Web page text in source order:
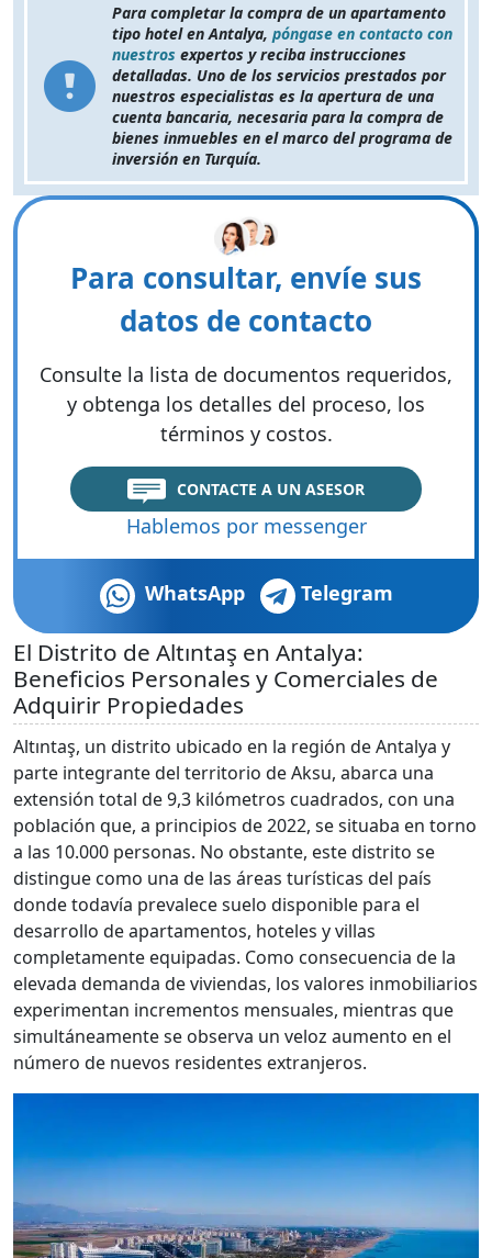
Para completar la compra de un apartamento
tipo hotel en Antalya, póngase en contacto con
nuestros expertos y reciba instrucciones
detalladas. Uno de los servicios prestados por
nuestros especialistas es la apertura de una
cuenta bancaria, necesaria para la compra de
bienes inmuebles en el marco del programa de
inversión en Turquía.
Para consultar, envíe sus
datos de contacto
Consulte la lista de documentos requeridos,
y obtenga los detalles del proceso, los
términos y costos.
CONTACTE A UN ASESOR
Hablemos por messenger
WhatsApp Telegram
El Distrito de Altıntaş en Antalya:
Beneficios Personales y Comerciales de
Adquirir Propiedades
Altıntaş, un distrito ubicado en la región de Antalya y
parte integrante del territorio de Aksu, abarca una
extensión total de 9,3 kilómetros cuadrados, con una
población que, a principios de 2022, se situaba en torno
a las 10.000 personas. No obstante, este distrito se
distingue como una de las áreas turísticas del país
donde todavía prevalece suelo disponible para el
desarrollo de apartamentos, hoteles y villas
completamente equipadas. Como consecuencia de la
elevada demanda de viviendas, los valores inmobiliarios
experimentan incrementos mensuales, mientras que
simultáneamente se observa un veloz aumento en el
número de nuevos residentes extranjeros.